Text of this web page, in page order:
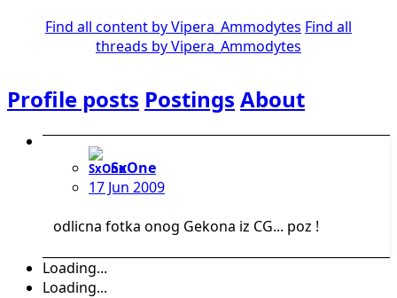
Find all content by Vipera_Ammodytes Find all
threads by Vipera_Ammodytes
Profile posts Postings About
SxOne
17 Jun 2009
odlicna fotka onog Gekona iz CG... poz !
Loading...
Loading...